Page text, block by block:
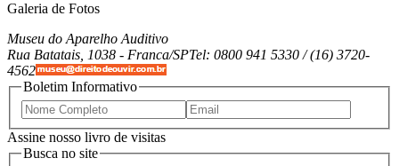
Galeria de Fotos
Museu do Aparelho Auditivo
Rua Batatais, 1038 - Franca/SPTel: 0800 941 5330 / (16) 3720-
4562
Boletim Informativo
Assine nosso livro de visitas
Busca no site